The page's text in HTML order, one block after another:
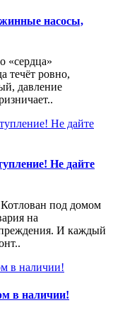
насосы,
«сердца»
течёт ровно,
давление
Не дайте
под домом
на
И каждый
в наличии!